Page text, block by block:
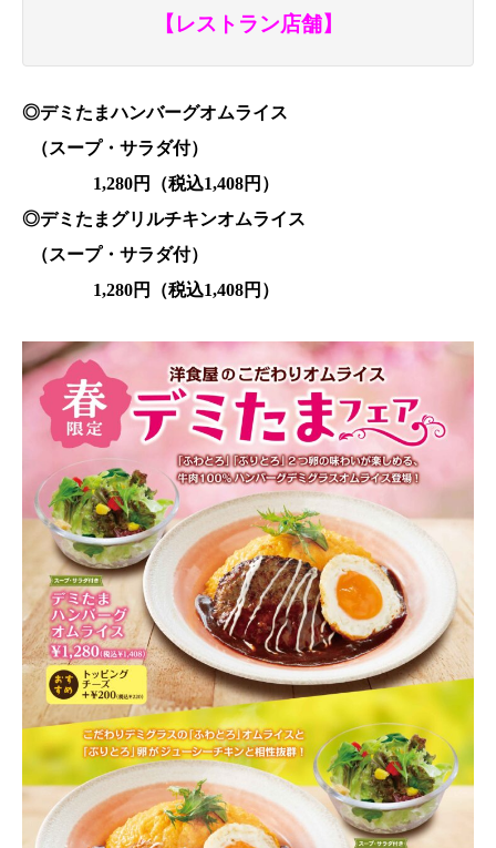
【レストラン店舗】
◎デミたまハンバーグオムライス
（スープ・サラダ付）
1,280円（税込1,408円）
◎デミたまグリルチキンオムライス
（スープ・サラダ付）
1,280円（税込1,408円）